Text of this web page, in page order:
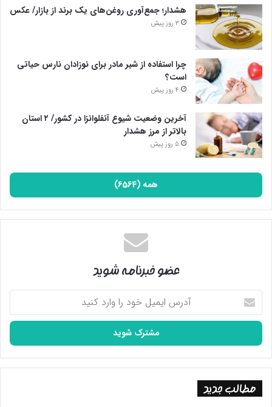
هشدار؛ جمع‌آوری روغن‌های یک برند از بازار/ عکس
3 روز پیش
چرا استفاده از شیر مادر برای نوزادان نارس حیاتی
است؟
4 روز پیش
آخرین وضعیت شیوع آنفلوانزا در کشور/ ۲ استان
بالاتر از مرز هشدار
5 روز پیش
همه (6564)
عضو خبرنامه شوید
آدرس
ایمیل
خود
وارد
کنید
مطالب جدید